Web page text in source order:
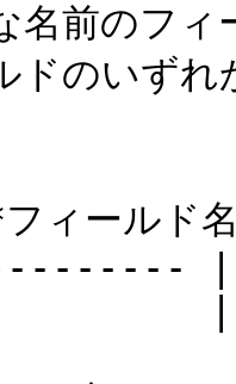
名前のフ
ドのいず
フィー
|